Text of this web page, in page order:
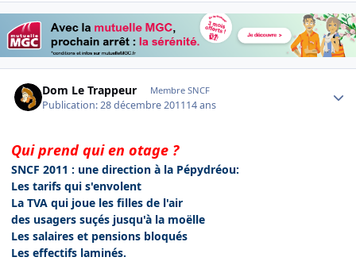
Dom Le Trappeur Membre SNCF
Publication:28 décembre 201114 ans
Qui prend qui en otage ?
SNCF 2011 : une direction à la Pépydréou:
Les tarifs qui s'envolent
La TVA qui joue les filles de l'air
des usagers suçés jusqu'à la moëlle
Les salaires et pensions bloqués
Les effectifs laminés.